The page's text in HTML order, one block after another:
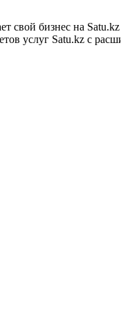
свой бизнес на Satu.kz
услуг Satu.kz с